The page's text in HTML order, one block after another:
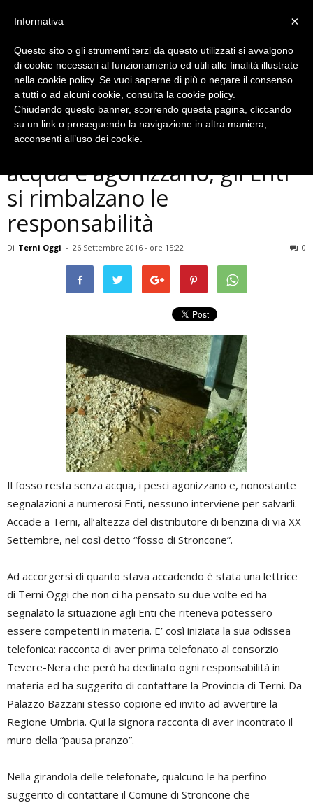
Cronaca
Terni, pesci restano senza
acqua e agonizzano, gli Enti
si rimbalzano le
responsabilità
Di Terni Oggi - 26 Settembre 2016 - ore 15:22 0
Il fosso resta senza acqua, i pesci agonizzano e, nonostante
segnalazioni a numerosi Enti, nessuno interviene per salvarli.
Accade a Terni, all’altezza del distributore di benzina di via XX
Settembre, nel così detto “fosso di Stroncone”.
Ad accorgersi di quanto stava accadendo è stata una lettrice
di Terni Oggi che non ci ha pensato su due volte ed ha
segnalato la situazione agli Enti che riteneva potessero
essere competenti in materia. E’ così iniziata la sua odissea
telefonica: racconta di aver prima telefonato al consorzio
Tevere-Nera che però ha declinato ogni responsabilità in
materia ed ha suggerito di contattare la Provincia di Terni. Da
Palazzo Bazzani stesso copione ed invito ad avvertire la
Regione Umbria. Qui la signora racconta di aver incontrato il
muro della “pausa pranzo”.
Nella girandola delle telefonate, qualcuno le ha perfino
suggerito di contattare il Comune di Stroncone che
×
Informativa
Questo sito o gli strumenti terzi da questo utilizzati si avvalgono
di cookie necessari al funzionamento ed utili alle finalità illustrate
nella cookie policy. Se vuoi saperne di più o negare il consenso
a tutti o ad alcuni cookie, consulta la cookie policy.
Chiudendo questo banner, scorrendo questa pagina, cliccando
su un link o proseguendo la navigazione in altra maniera,
acconsenti all’uso dei cookie.